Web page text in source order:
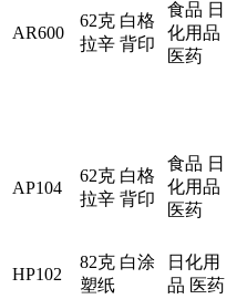
AR600
62克 白格
拉辛 背印
食品 日
化用品
医药
AP104
62克 白格
拉辛 背印
食品 日
化用品
医药
HP102
82克 白涂
塑纸
日化用
品 医药